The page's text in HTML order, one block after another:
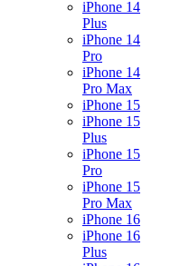
iPhone 14
Plus
iPhone 14
Pro
iPhone 14
Pro Max
iPhone 15
iPhone 15
Plus
iPhone 15
Pro
iPhone 15
Pro Max
iPhone 16
iPhone 16
Plus